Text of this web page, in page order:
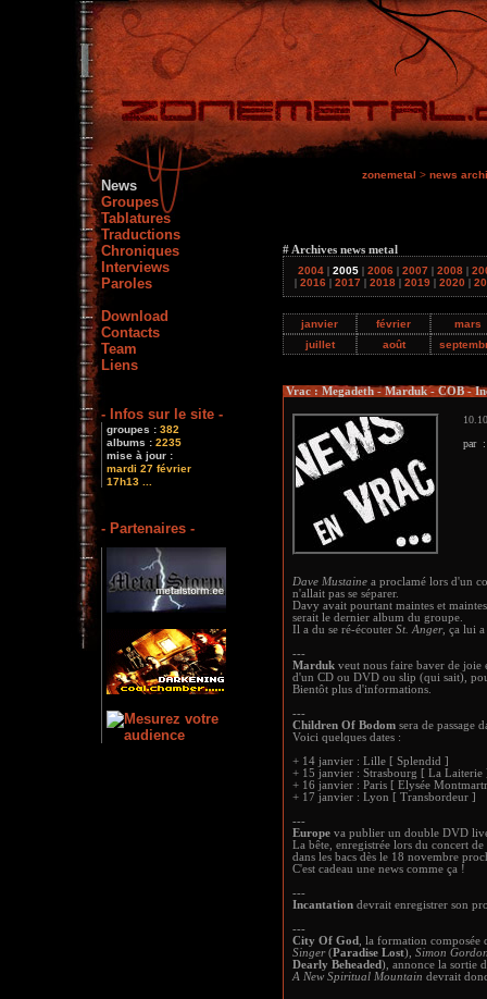
News
Groupes
Tablatures
Traductions
Chroniques
Interviews
Paroles
Download
Contacts
Team
Liens
- Infos sur le site -
groupes : 382
albums : 2235
mise à jour :
mardi 27 février
17h13 ...
- Partenaires -
zonemetal > news
# Archives news metal
2004 | 2005 | 2006 | 2007 | 2008 |
| 2016 | 2017 | 2018 | 2019 | 2020 |
janvier février
mars
juillet
août
Vrac : Megadeth - Marduk - COB -
par
Dave Mustaine a proclamé lors d'un
n'allait pas se séparer.
Davy avait pourtant maintes et
serait le dernier album du groupe.
Il a du se ré-écouter St. Anger, ça lui a
---
Marduk veut nous faire baver de joie
d'un CD ou DVD ou slip (qui sait),
Bientôt plus d'informations.
---
Children Of Bodom sera de passage
Voici quelques dates :
+ 14 janvier : Lille [ Splendid ]
+ 15 janvier : Strasbourg [ La Laiterie
+ 16 janvier : Paris [ Elysée
+ 17 janvier : Lyon [ Transbordeur ]
---
Europe va publier un double DVD
La bête, enregistrée lors du concert
dans les bacs dès le 18 novembre
C'est cadeau une news comme ça !
---
Incantation devrait enregistrer son
---
City Of God
, la formation composée
Singer(Paradise Lost), Simon
Dearly Beheaded), annonce la sortie
A New Spiritual Mountain devrait